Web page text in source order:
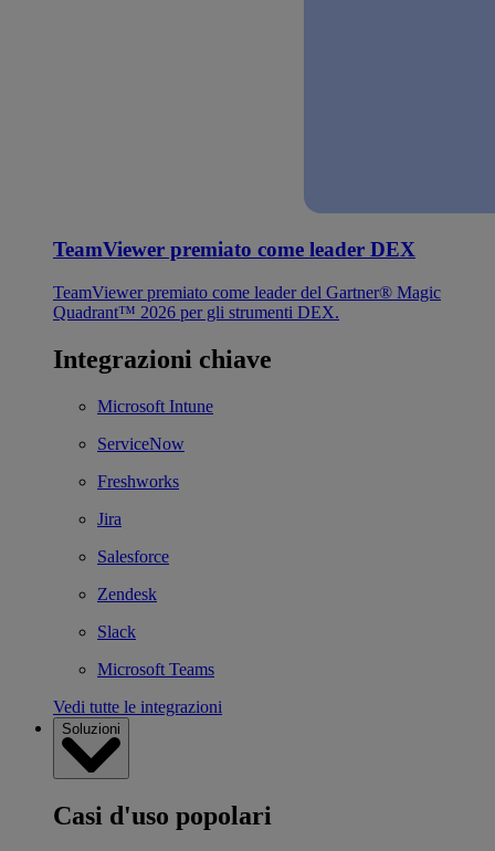
TeamViewer premiato come leader DEX
TeamViewer premiato come leader del Gartner® Magic
Quadrant™ 2026 per gli strumenti DEX.
Integrazioni chiave
Microsoft Intune
ServiceNow
Freshworks
Jira
Salesforce
Zendesk
Slack
Microsoft Teams
Vedi tutte le integrazioni
Soluzioni
Casi d'uso popolari